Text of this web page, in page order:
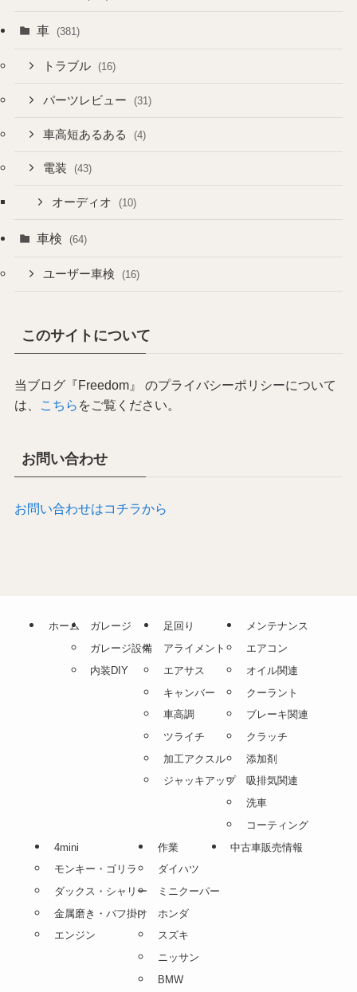
車 (381)
トラブル (16)
パーツレビュー (31)
車高短あるある (4)
電装 (43)
オーディオ (10)
車検 (64)
ユーザー車検 (16)
このサイトについて
当ブログ『Freedom』 のプライバシーポリシーについて
は、
こちら をご覧ください。
お問い合わせ
お問い合わせはコチラから
ホーム
ガレージ
ガレージ設備
内装DIY
足回り
アライメント
エアサス
キャンバー
車高調
ツライチ
加工アクスル
ジャッキアップ
メンテナンス
エアコン
オイル関連
クーラント
ブレーキ関連
クラッチ
添加剤
吸排気関連
洗車
コーティング
4mini
モンキー・ゴリラ
ダックス・シャリー
金属磨き・バフ掛け
エンジン
作業
ダイハツ
ミニクーパー
ホンダ
スズキ
ニッサン
BMW
中古車販売情報